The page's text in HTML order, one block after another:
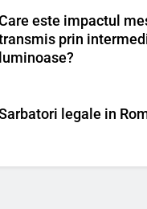
este impactul
prin
luminoase?
legale in